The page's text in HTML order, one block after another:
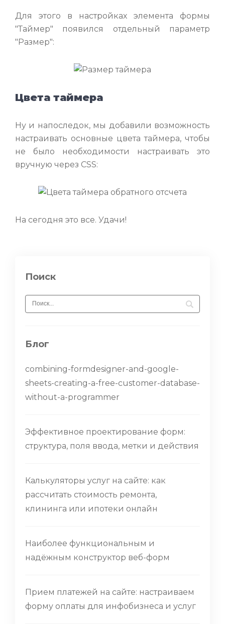
Для этого в настройках элемента формы
"Таймер" появился отдельный параметр
"Размер":
Цвета таймера
Ну и напоследок, мы добавили возможность
настраивать основные цвета таймера, чтобы
не было необходимости настраивать это
вручную через CSS:
На сегодня это все. Удачи!
Поиск
Блог
combining-formdesigner-and-google-
sheets-creating-a-free-customer-database-
without-a-programmer
Эффективное проектирование форм:
структура, поля ввода, метки и действия
Калькуляторы услуг на сайте: как
рассчитать стоимость ремонта,
клининга или ипотеки онлайн
Наиболее функциональным и
надёжным конструктор веб-форм
Прием платежей на сайте: настраиваем
форму оплаты для инфобизнеса и услуг